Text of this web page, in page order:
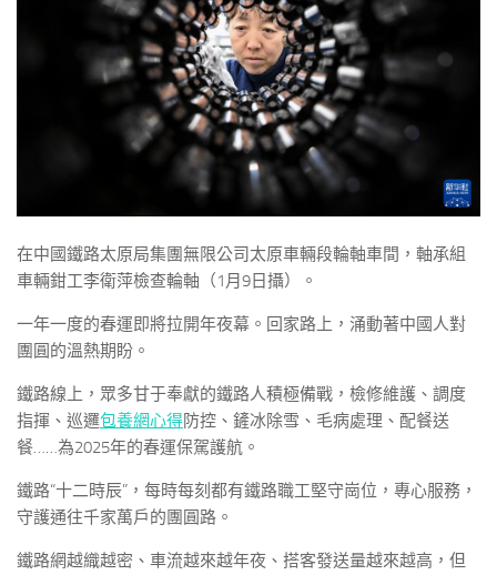
在中國鐵路太原局集團無限公司太原車輛段輪軸車間，軸承組
車輛鉗工李衛萍檢查輪軸（1月9日攝）。
一年一度的春運即將拉開年夜幕。回家路上，涌動著中國人對
團圓的溫熱期盼。
鐵路線上，眾多甘于奉獻的鐵路人積極備戰，檢修維護、調度
指揮、巡邏包養網心得防控、鏟冰除雪、毛病處理、配餐送
餐……為2025年的春運保駕護航。
鐵路“十二時辰”，每時每刻都有鐵路職工堅守崗位，專心服務，
守護通往千家萬戶的團圓路。
鐵路網越織越密、車流越來越年夜、搭客發送量越來越高，但